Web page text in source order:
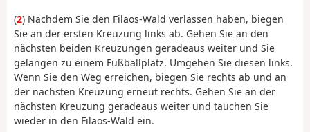
(2) Nachdem Sie den Filaos-Wald verlassen haben, biegen
Sie an der ersten Kreuzung links ab. Gehen Sie an den
nächsten beiden Kreuzungen geradeaus weiter und Sie
gelangen zu einem Fußballplatz. Umgehen Sie diesen links.
Wenn Sie den Weg erreichen, biegen Sie rechts ab und an
der nächsten Kreuzung erneut rechts. Gehen Sie an der
nächsten Kreuzung geradeaus weiter und tauchen Sie
wieder in den Filaos-Wald ein.